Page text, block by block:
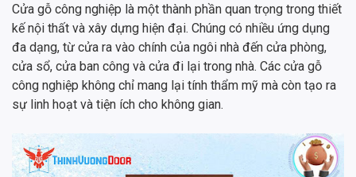
Cửa gỗ công nghiệp là một thành phần quan trọng trong thiết
kế nội thất và xây dựng hiện đại. Chúng có nhiều ứng dụng
đa dạng, từ cửa ra vào chính của ngôi nhà đến cửa phòng,
cửa sổ, cửa ban công và cửa đi lại trong nhà. Các cửa gỗ
công nghiệp không chỉ mang lại tính thẩm mỹ mà còn tạo ra
sự linh hoạt và tiện ích cho không gian.